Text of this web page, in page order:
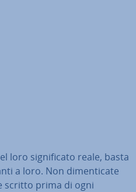
loro si­gni­fi­ca­to reale, basta
a loro. Non di­men­ti­ca­te
scritto prima di ogni